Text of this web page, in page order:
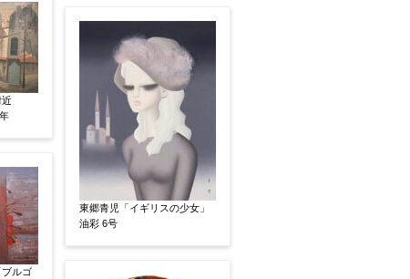
鑑定証書付 共箱
共シール
ブルゴ
東郷青児「イギリスの少女」
油彩 6号